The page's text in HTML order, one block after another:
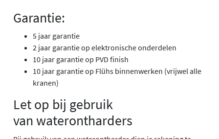
Garantie:
5 jaar garantie
2 jaar garantie op elektronische onderdelen
10 jaar garantie op PVD finish
10 jaar garantie op Flühs binnenwerken (vrijwel alle
kranen)
Let op bij gebruik
van waterontharders